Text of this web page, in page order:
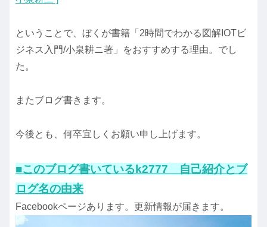
ということで、ぼくが書籍「2時間でわかる図解IOTビ
ジネス入門/小泉耕ニ著」をおすすめする理由。でし
た。
またブログ書きます。
今後とも、何卒宜しくお願い申し上げます。
■このブログ書いているk2777 自己紹介とブ
ログ名の由来
Facebookページあります。更新情報が届きます。